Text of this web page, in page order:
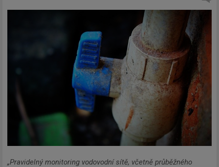
„Pravidelný monitoring vodovodní sítě, včetně průběžného